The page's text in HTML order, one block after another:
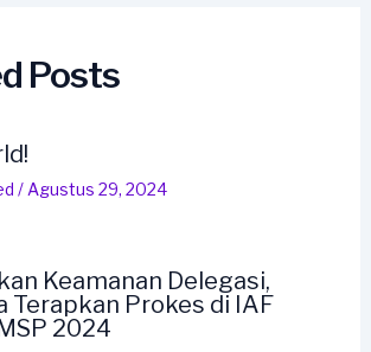
Posts
/ Agustus 29, 2024
Keamanan Delegasi,
Terapkan Prokes di IAF
2024